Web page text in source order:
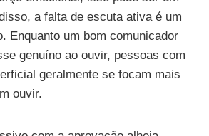
a falta de escuta ativa é um
Enquanto um bom comunicador
genuíno ao ouvir, pessoas com
geralmente se focam mais
ouvir.